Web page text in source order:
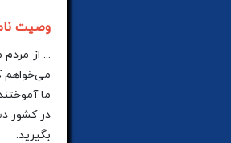
وصیت
... از
می‌خواهم
ما
در کشور
بگیرید.